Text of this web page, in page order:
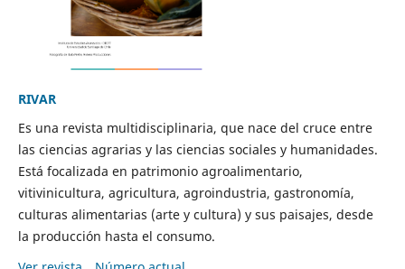
RIVAR
Es una revista multidisciplinaria, que nace del cruce entre
las ciencias agrarias y las ciencias sociales y humanidades.
Está focalizada en patrimonio agroalimentario,
vitivinicultura, agricultura, agroindustria, gastronomía,
culturas alimentarias (arte y cultura) y sus paisajes, desde
la producción hasta el consumo.